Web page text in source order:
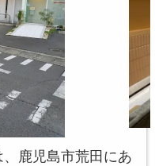
鹿児島市荒田にあ